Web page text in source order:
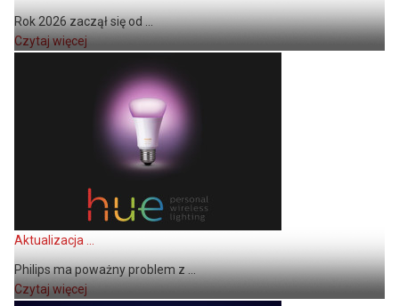
Rok 2026 zaczął się od ...
Czytaj więcej
Aktualizacja ...
Philips ma poważny problem z ...
Czytaj więcej